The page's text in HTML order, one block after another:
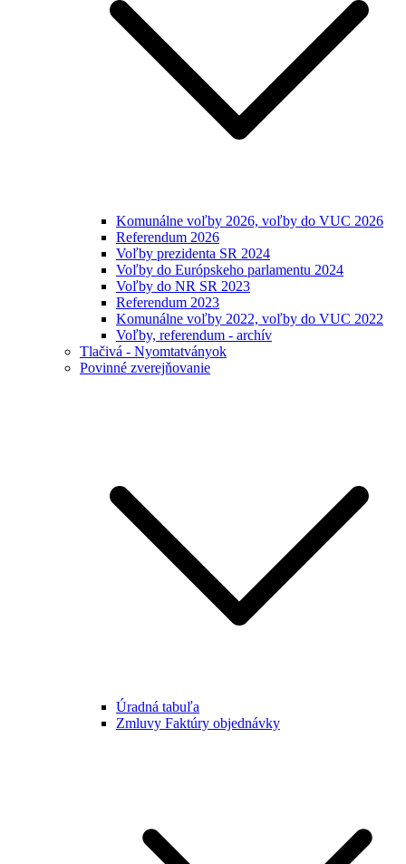
Komunálne voľby 2026, voľby do VUC 2026
Referendum 2026
Voľby prezidenta SR 2024
Voľby do Európskeho parlamentu 2024
Voľby do NR SR 2023
Referendum 2023
Komunálne voľby 2022, voľby do VUC 2022
Voľby, referendum - archív
Tlačivá - Nyomtatványok
Povinné zverejňovanie
Úradná tabuľa
Zmluvy Faktúry objednávky